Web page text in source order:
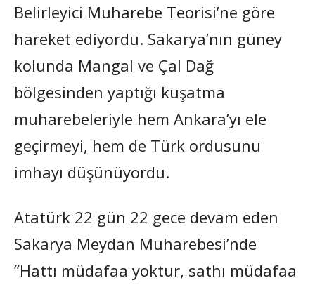
Belirleyici Muharebe Teorisi’ne göre
hareket ediyordu. Sakarya’nın güney
kolunda Mangal ve Çal Dağ
bölgesinden yaptığı kuşatma
muharebeleriyle hem Ankara’yı ele
geçirmeyi, hem de Türk ordusunu
imhayı düşünüyordu.
Atatürk 22 gün 22 gece devam eden
Sakarya Meydan Muharebesi’nde
”Hattı müdafaa yoktur, sathı müdafaa